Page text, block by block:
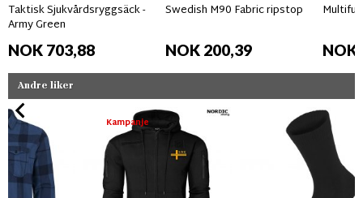
Taktisk Sjukvårdsryggsäck -
Army Green
NOK 703,88
Swedish M90 Fabric ripstop
NOK 200,39 NOK
Andre liker
Kampanje